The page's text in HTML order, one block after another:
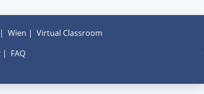
| Wien | Virtual Classroom
| FAQ